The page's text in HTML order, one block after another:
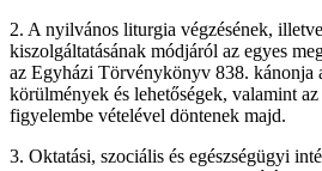
2. A nyilvános liturgia végzésének,
kiszolgáltatásának módjáról az egyes
az Egyházi Törvénykönyv 838. kánonja
körülmények és lehetőségek, valamint
figyelembe vételével döntenek majd.
3. Oktatási, szociális és egészségügyi